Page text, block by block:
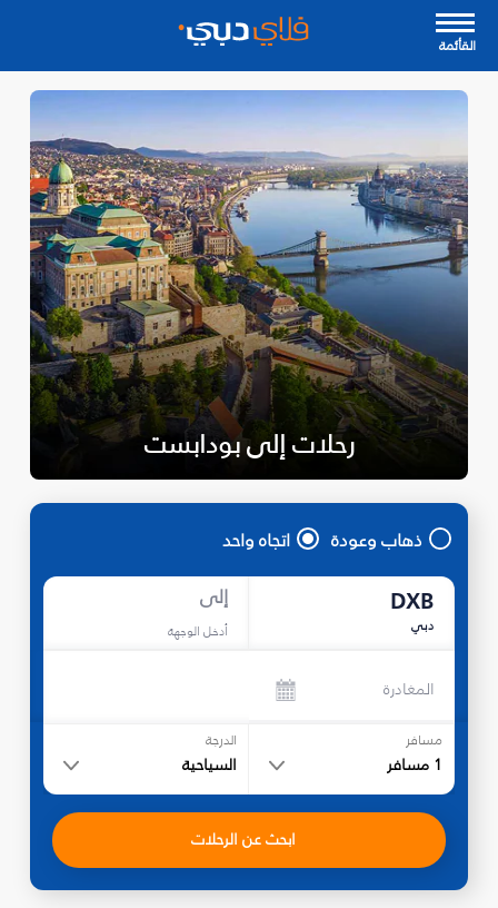
القأئمة
رحلات إلى بودابست
ذهاب وعودة اتجاه واحد
DXB
دبي
إلى
أدخل الوجهة
المغادرة
مسافر
1 مسافر
الدرجة
السياحية
ابحث عن الرحلات